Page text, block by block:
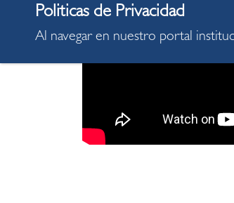
Al navegar en nuestro portal